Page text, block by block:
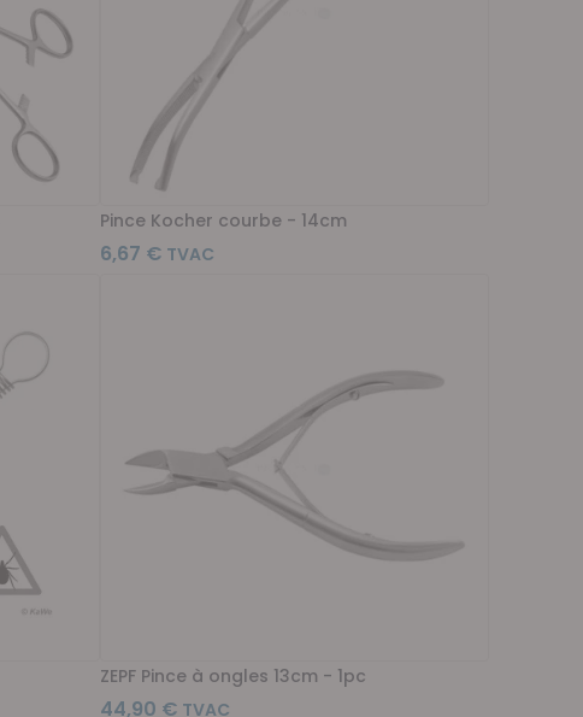
Pince Kocher courbe - 14cm
6,67 €
ZEPF Pince à ongles 13cm - 1pc
44,90 €